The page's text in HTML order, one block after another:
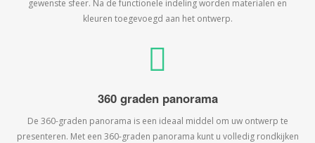
gewenste sfeer. Na de functionele indeling worden materialen en
kleuren toegevoegd aan het ontwerp.
360 graden panorama
De 360-graden panorama is een ideaal middel om uw ontwerp te
presenteren. Met een 360-graden panorama kunt u volledig rondkijken